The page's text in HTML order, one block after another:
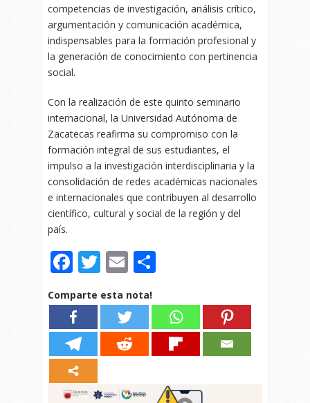
competencias de investigación, análisis crítico,
argumentación y comunicación académica,
indispensables para la formación profesional y
la generación de conocimiento con pertinencia
social.
Con la realización de este quinto seminario
internacional, la Universidad Autónoma de
Zacatecas reafirma su compromiso con la
formación integral de sus estudiantes, el
impulso a la investigación interdisciplinaria y la
consolidación de redes académicas nacionales
e internacionales que contribuyen al desarrollo
científico, cultural y social de la región y del
país.
Facebook
Twitter
Email
Comparte esta nota!